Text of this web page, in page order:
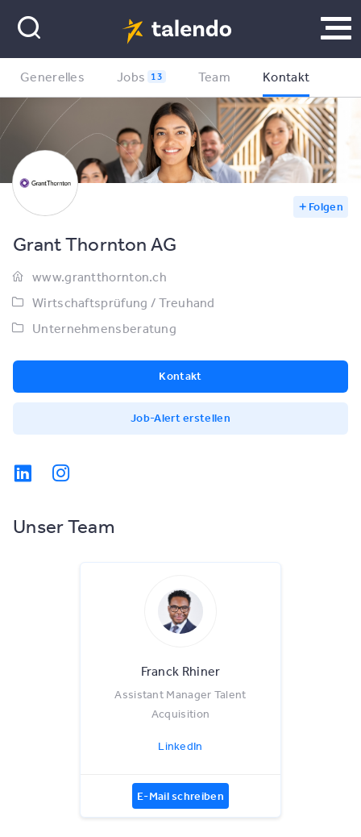
Folgen
Generelles Jobs 13 Team Kontakt
Grant Thornton AG
www.grantthornton.ch
Wirtschaftsprüfung / Treuhand
Unternehmensberatung
Kontakt
Job-Alert erstellen
Unser Team
Franck Rhiner
Assistant Manager Talent
Acquisition
LinkedIn
E-Mail schreiben